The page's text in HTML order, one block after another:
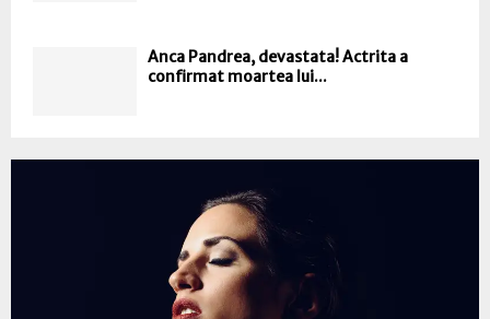
Anca Pandrea, devastata! Actrita a
confirmat moartea lui...